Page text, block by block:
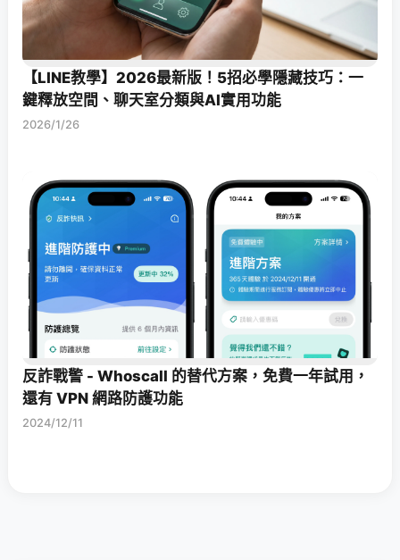
【LINE教學】2026最新版！5招必學隱藏技巧：一
鍵釋放空間、聊天室分類與AI實用功能
2026/1/26
反詐戰警 - Whoscall 的替代方案，免費一年試用，
還有 VPN 網路防護功能
2024/12/11